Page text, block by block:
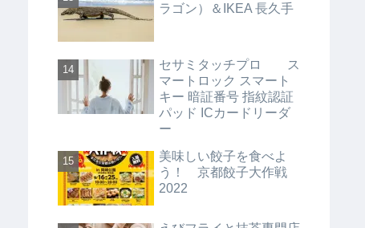
ラゴン）＆IKEA 長久手
セサミタッチプロ ス
マートロック スマート
キー 暗証番号 指紋認証
パッド ICカードリーダ
ー
美味しい餃子を食べよ
う！ 京都餃子大作戦
2022